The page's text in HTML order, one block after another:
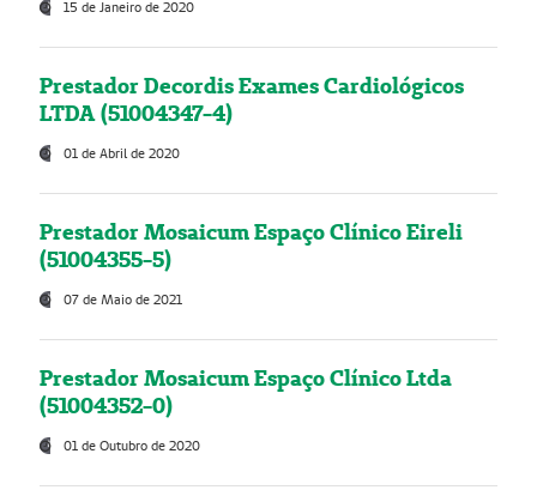
15 de Janeiro de 2020
Prestador Decordis Exames Cardiológicos
LTDA (51004347-4)
01 de Abril de 2020
Prestador Mosaicum Espaço Clínico Eireli
(51004355-5)
07 de Maio de 2021
Prestador Mosaicum Espaço Clínico Ltda
(51004352-0)
01 de Outubro de 2020